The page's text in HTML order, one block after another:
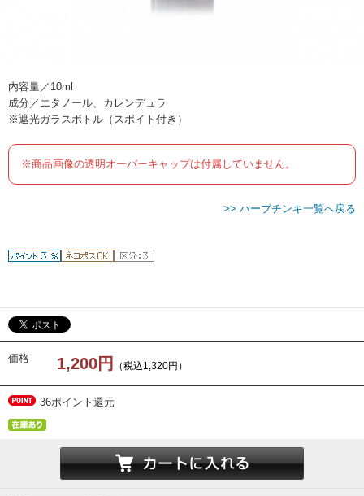
内容量／10ml
成分／エタノール、カレンデュラ
※遮光ガラスボトル（スポイト付き）
※商品画像の透明オーバーキャップは付属していません。
>> ハーブチンキ一覧へ戻る
価格 1,200円 （税込1,320円）
36ポイント還元